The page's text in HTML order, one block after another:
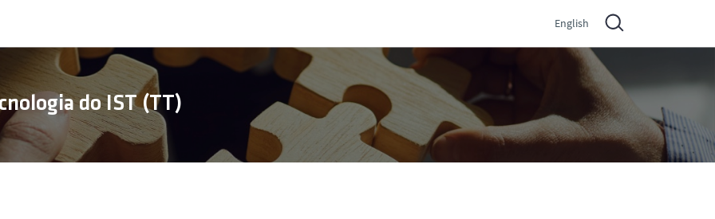
English
do IST (TT)